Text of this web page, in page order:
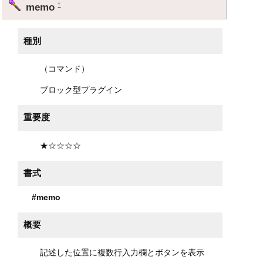
memo†
種別
（コマンド）
ブロック型プラグイン
重要度
★☆☆☆☆
書式
#memo
概要
記述した位置に複数行入力欄とボタンを表示